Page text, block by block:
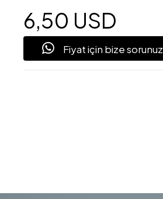
6,50 USD
Fiyat için bize sorunuz